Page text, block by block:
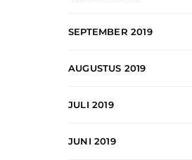
SEPTEMBER 2019
AUGUSTUS 2019
JULI 2019
JUNI 2019